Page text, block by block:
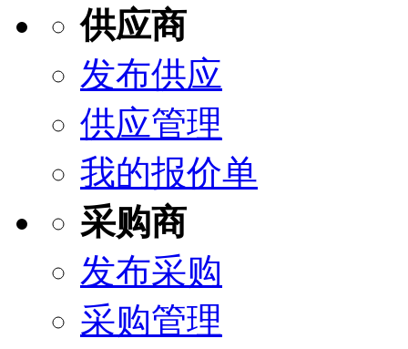
供应商
发布供应
供应管理
我的报价单
采购商
发布采购
采购管理